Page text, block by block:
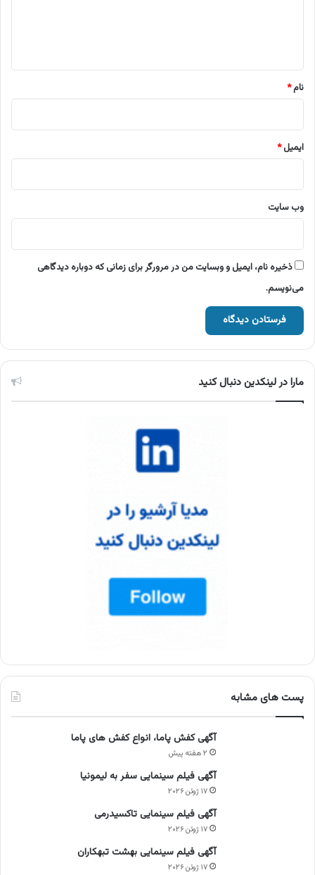
نام*
ایمیل*
وب‌ سایت
ذخیره نام، ایمیل و وبسایت من در مرورگر برای زمانی که دوباره دیدگاهی
می‌نویسم.
مارا در لینکدین دنبال کنید
پست های مشابه
آگهی کفش پاما، انواع کفش های پاما
۲ هفته پیش
آگهی فیلم سینمایی سفر به لیمونیا
۱۷ ژوئن ۲۰۲۶
آگهی فیلم سینمایی تاکسیدرمی
۱۷ ژوئن ۲۰۲۶
آگهی فیلم سینمایی بهشت تبهکاران
۱۷ ژوئن ۲۰۲۶